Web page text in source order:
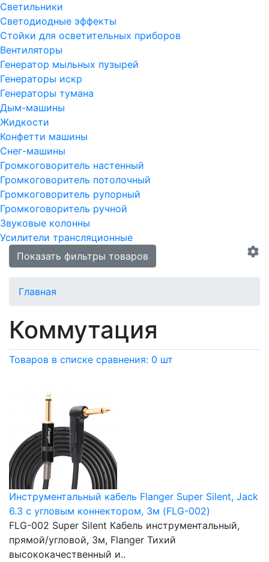
Светильники
Светодиодные эффекты
Стойки для осветительных приборов
Вентиляторы
Генератор мыльных пузырей
Генераторы искр
Генераторы тумана
Дым-машины
Жидкости
Конфетти машины
Снег-машины
Громкоговоритель настенный
Громкоговоритель потолочный
Громкоговоритель рупорный
Громкоговоритель ручной
Звуковые колонны
Усилители трансляционные
Показать фильтры товаров
Главная
Коммутация
Товаров в списке сравнения: 0 шт
Инструментальный кабель Flanger Super Silent, Jack
6.3 с угловым коннектором, 3м (FLG-002)
FLG-002 Super Silent Кабель инструментальный,
прямой/угловой, 3м, Flanger Тихий
высококачественный и..